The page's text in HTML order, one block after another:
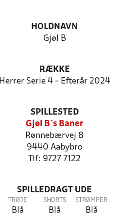
HOLDNAVN
Gjøl B
RÆKKE
Herrer Serie 4 - Efterår 2024
SPILLESTED
Gjøl B`s Baner
Rønnebærvej 8
9440 Aabybro
Tlf: 9727 7122
SPILLEDRAGT UDE
TRØJE
Blå
SHORTS
Blå
STRØMPER
Blå